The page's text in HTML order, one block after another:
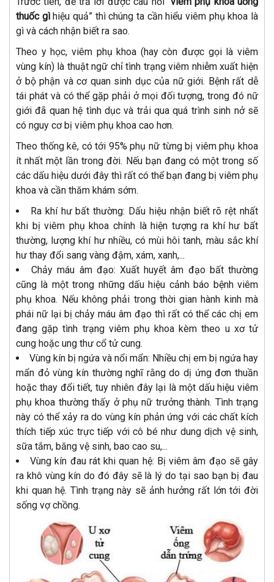
thuốc gìhiệu quả” thì chúng ta cần hiểu viêm phụ khoa là
gì và cách nhận biết ra sao.
Theo y học, viêm phụ khoa (hay còn được gọi là viêm
vùng kín) là thuật ngữ chỉ tình trạng viêm nhiễm xuất hiện
ở bộ phận và cơ quan sinh dục của nữ giới. Bệnh rất dễ
tái phát và có thể gặp phải ở mọi đối tượng, trong đó nữ
giới đã quan hệ tình dục và trải qua quá trình sinh nở sẽ
có nguy cơ bị viêm phụ khoa cao hơn.
Theo thống kê, có tới 95% phụ nữ từng bị viêm phụ khoa
ít nhất một lần trong đời. Nếu bạn đang có một trong số
các dấu hiệu dưới đây thì rất có thể bạn đang bị viêm phụ
khoa và cần thăm khám sớm.
Ra khí hư bất thường: Dấu hiệu nhận biết rõ rệt nhất
khi bị viêm phụ khoa chính là hiện tượng ra khí hư bất
thường, lượng khí hư nhiều, có mùi hôi tanh, màu sắc khí
hư thay đổi sang vàng đậm, xám, xanh,...
Chảy máu âm đạo: Xuất huyết âm đạo bất thường
cũng là một trong những dấu hiệu cảnh báo bệnh viêm
phụ khoa. Nếu không phải trong thời gian hành kinh mà
phái nữ lại bị chảy máu âm đạo thì rất có thể các chị em
đang gặp tình trạng viêm phụ khoa kèm theo u xơ tử
cung hoặc ung thư cổ tử cung.
Vùng kín bị ngứa và nổi mẩn: Nhiều chị em bị ngứa hay
mẩn đỏ vùng kín thường nghĩ rằng do dị ứng đơn thuần
hoặc thay đổi tiết, tuy nhiên đây lại là một dấu hiệu viêm
phụ khoa thường thấy ở phụ nữ trưởng thành. Tình trạng
này có thể xảy ra do vùng kín phản ứng với các chất kích
thích tiếp xúc trực tiếp với cô bé như dung dịch vệ sinh,
sữa tắm, băng vệ sinh, bao cao su,...
Vùng kín đau rát khi quan hệ: Bị viêm âm đạo sẽ gây
ra khô vùng kín do đó đây sẽ là lý do tại sao bạn bị đau
khi quan hệ. Tình trạng này sẽ ảnh hưởng rất lớn tới đời
sống vợ chồng.